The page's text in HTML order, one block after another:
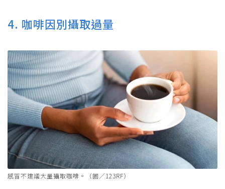
4. 咖啡因別攝取過量
感冒不建議大量攝取咖啡。（圖／123RF）